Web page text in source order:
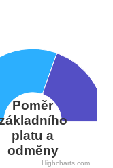
Poměr
platu a
odměny
Highcharts.com